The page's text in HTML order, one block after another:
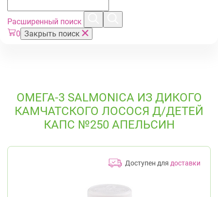
Расширенный поиск
0 Закрыть поиск
ОМЕГА-3 SALMONICA ИЗ ДИКОГО
КАМЧАТСКОГО ЛОСОСЯ Д/ДЕТЕЙ
КАПС №250 АПЕЛЬСИН
Доступен для доставки